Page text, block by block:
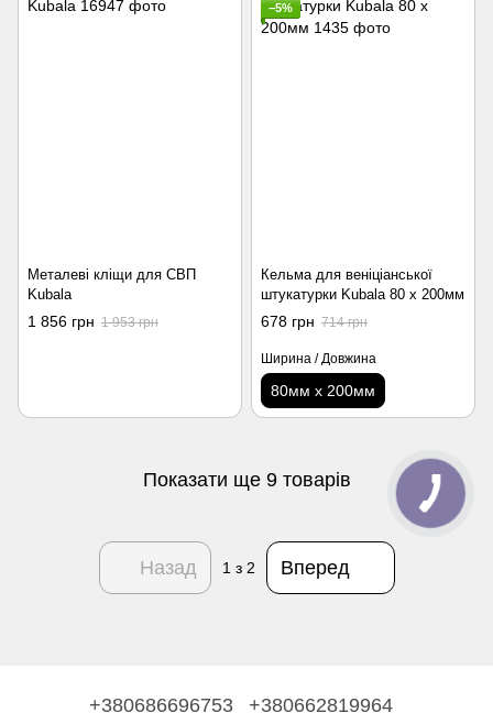
Металеві кліщи для СВП
Kubala
1 856 грн 1 953 грн
−5%
Кельма для веніціанської
штукатурки Kubala 80 х 200мм
678 грн 714 грн
Ширина / Довжина
80мм х 200мм
Показати ще 9 товарів
Назад 1з 2 Вперед
+380686696753 +380662819964